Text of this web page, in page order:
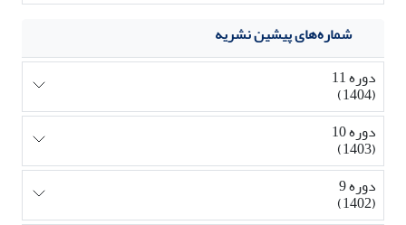
شماره‌های پیشین نشریه
دوره 11
(1404)
دوره 10
(1403)
دوره 9
(1402)